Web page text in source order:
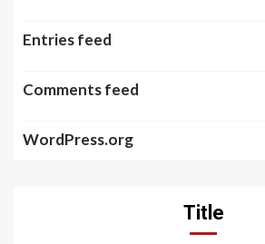
Entries feed
Comments feed
WordPress.org
Title